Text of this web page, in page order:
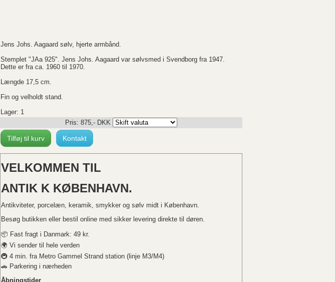
Jens Johs. Aagaard sølv, hjerte armbånd.
Stemplet "JAa 925". Jens Johs. Aagaard var sølvsmed i Svendborg fra 1947.
Dette er fra ca. 1960 til 1970.
Længde 17,5 cm.
Fin og velholdt stand.
Lager: 1
Pris: 875,- DKK
Tilføj til kurv Kontakt
VELKOMMEN TIL
ANTIK K KØBENHAVN.
Antikviteter, porcelæn, keramik, smykker og sølv midt i København.
Besøg butikken eller bestil online med sikker levering direkte til døren.
📦 Fast fragt i Danmark: 49 kr.
🌍 Vi sender til hele verden
🚇 4 min. fra Metro Gammel Strand station (linje M3/M4)
🚗 Parkering i nærheden
Åbningstider